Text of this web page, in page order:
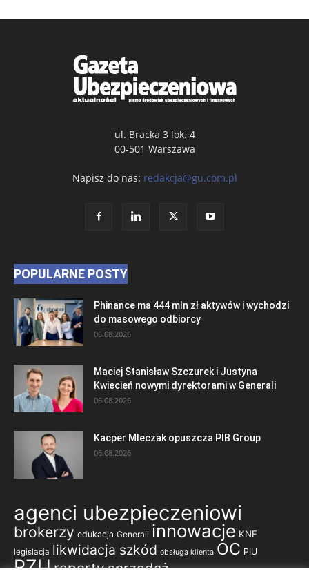
ul. Bracka 3 lok. 4
00-501 Warszawa
Napisz do nas: redakcja@gu.com.pl
POPULARNE POSTY
Phinance ma 444 mln zł aktywów i wychodzi
do masowego odbiorcy
06.08.2026
Maciej Stanisław Szczurek i Justyna
Kwiecień nowymi dyrektorami w Generali
06.08.2026
Kacper Mleczak opuszcza PIB Group
06.08.2026
agenci ubezpieczeniowi
brokerzy edukacja Generali innowacje KNF
legislacja likwidacja szkód obsługa klienta OC PIU
PZUraportysprzedaż